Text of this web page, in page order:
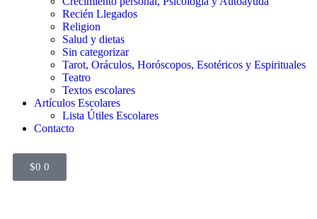
Recién Llegados
Religion
Salud y dietas
Sin categorizar
Tarot, Oráculos, Horóscopos, Esotéricos y Espirituales
Teatro
Textos escolares
Artículos Escolares
Lista Útiles Escolares
Contacto
$0 0